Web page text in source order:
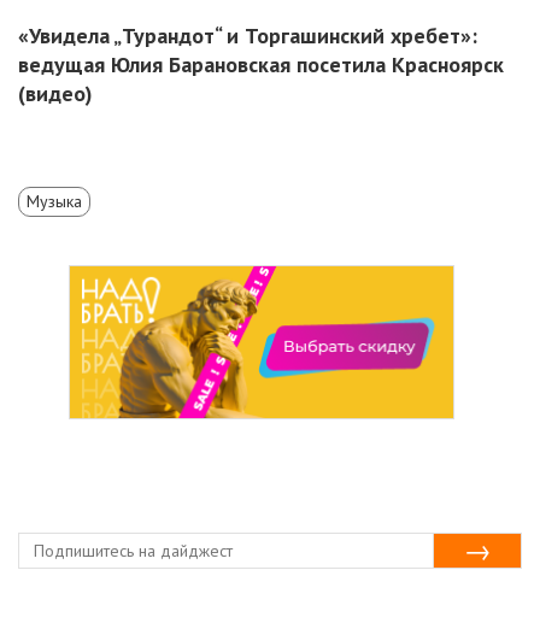
«Увидела „Турандот“ и Торгашинский хребет»:
ведущая Юлия Барановская посетила Красноярск
(видео)
Музыка